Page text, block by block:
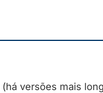
(há versões mais